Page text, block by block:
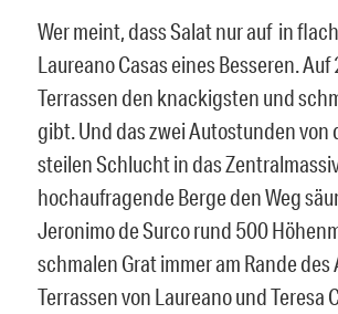
Wer meint, dass Salat nur auf in
Laureano Casas eines Besseren.
Terrassen den knackigsten und
gibt. Und das zwei Autostunden
steilen Schlucht in das
hochaufragende Berge den Weg
Jeronimo de Surco rund 500
schmalen Grat immer am Rande
Terrassen von Laureano und